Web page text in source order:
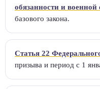
обязанности и военной
базового закона.
Статья 22
призыва и период с 1